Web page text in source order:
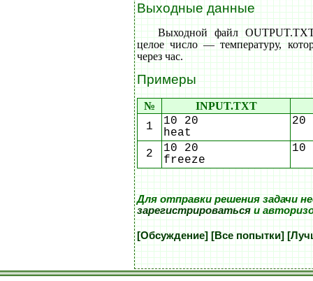
Выходные данные
Выходной файл
целое число — температуру,
через час.
Примеры
№ INPUT.TXT
1
10 20
heat
20
2
10 20
freeze
10
Для отправки решения задачи
зарегистрироватьсяи
[Обсуждение] [Все попытки]